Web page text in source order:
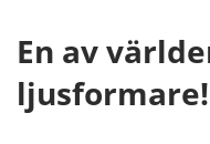
En av
ljusformare!